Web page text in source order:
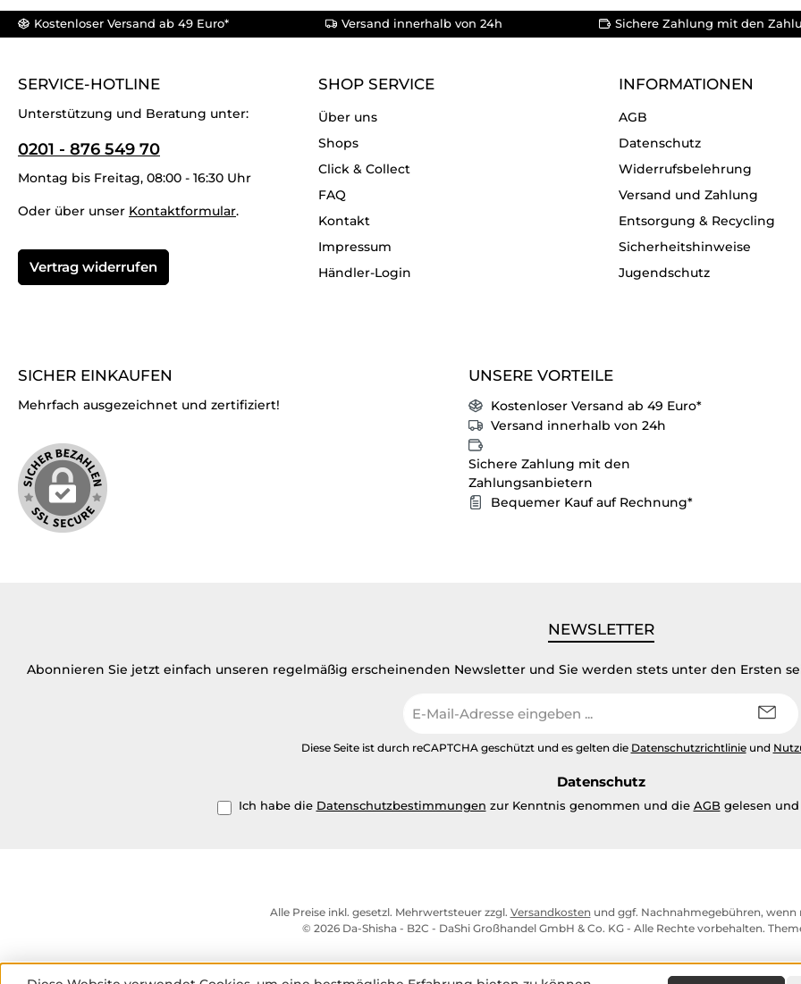
Kostenloser Versand ab 49 Euro* Versand innerhalb von 24h Sichere Zahlung mit den
SERVICE-HOTLINE
Unterstützung und Beratung unter:
0201 - 876 549 70
Montag bis Freitag, 08:00 - 16:30 Uhr
Oder über unser Kontaktformular.
Vertrag widerrufen
SHOP SERVICE
Über uns
Shops
Click & Collect
FAQ
Kontakt
Impressum
Händler-Login
INFORMATIONEN
AGB
Datenschutz
Widerrufsbelehrung
Versand und Zahlung
Entsorgung & Recycling
Sicherheitshinweise
Jugendschutz
SICHER EINKAUFEN
Mehrfach ausgezeichnet und zertifiziert!
UNSERE VORTEILE
Kostenloser Versand ab 49 Euro*
Versand innerhalb von 24h
Sichere Zahlung mit den
Zahlungsanbietern
Bequemer Kauf auf Rechnung*
NEWSLETTER
Abonnieren Sie jetzt einfach unseren regelmäßig erscheinenden Newsletter und Sie werden stets unter den Ersten
Mail-
Diese Seite ist durch reCAPTCHA geschützt und es gelten die Datenschutzrichtlinieund
Datenschutz
Ich habe die Datenschutzbestimmungen zur Kenntnis genommen und die AGBgelesen und
Alle Preise inkl. gesetzl. Mehrwertsteuer zzgl. Versandkosten und ggf. Nachnahmegebühren, wenn
© 2026 Da-Shisha - B2C - DaShi Großhandel GmbH & Co. KG - Alle Rechte vorbehalten.